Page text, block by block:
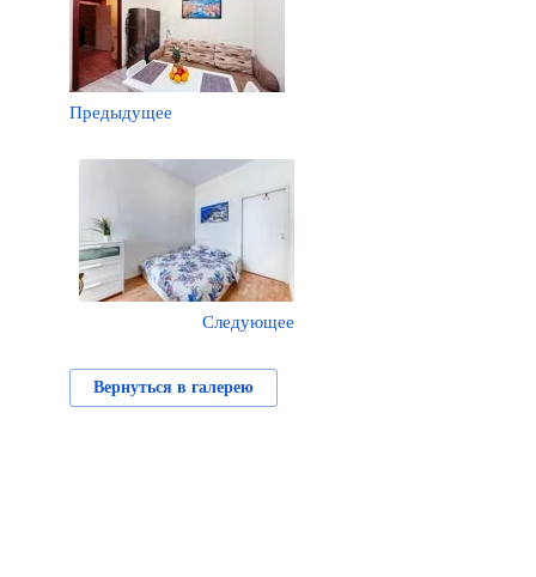
Предыдущее
Следующее
Вернуться в галерею